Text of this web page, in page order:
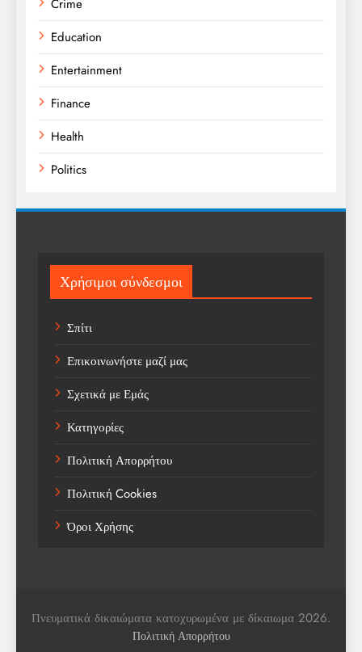
Crime
Education
Entertainment
Finance
Health
Politics
Sports
Technology
Trending
Weather
Αγορά
Αγορά Εργασίας
Αγροτικά Νέα
Αεροπορία
Αθλήματα
Χρήσιμοι σύνδεσμοι
Σπίτι
Επικοινωνήστε μαζί μας
Σχετικά με Εμάς
Κατηγορίες
Πολιτική Απορρήτου
Πολιτική Cookies
Όροι Χρήσης
Πνευματικά δικαιώματα κατοχυρωμένα με δίκαιωμα 2026.
Πολιτική Απορρήτου